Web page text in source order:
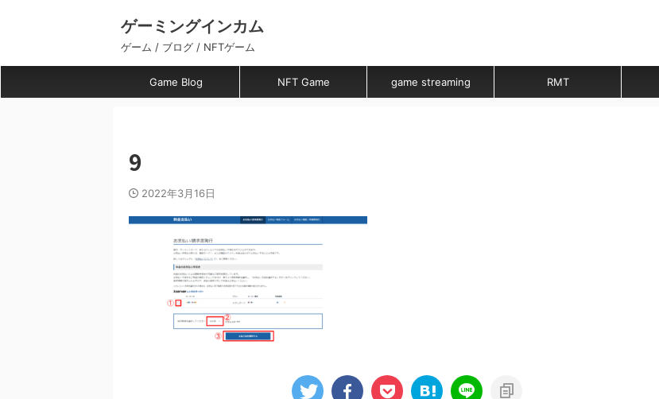
ゲーミングインカム
ゲーム / ブログ / NFTゲーム
Game Blog NFT Game game streaming RMT
9
2022年3月16日